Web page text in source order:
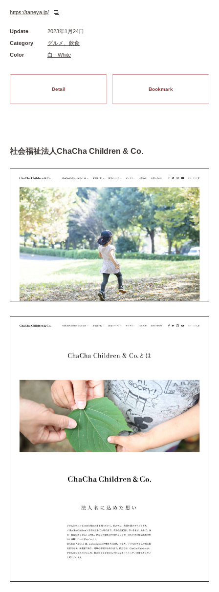
https://taneya.jp/
Update
2023年1月24日
Category
グルメ、飲食
Color
白 - White
Detail Bookmark
社会福祉法人ChaCha Children & Co.